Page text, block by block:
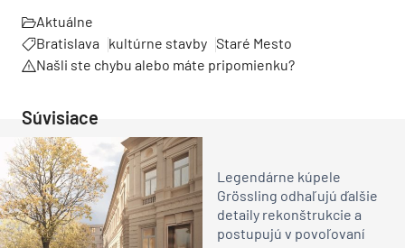
Aktuálne
Bratislava
kultúrne stavby Staré Mesto
Našli ste chybu alebo máte pripomienku?
Súvisiace
Legendárne kúpele
Grössling odhaľujú ďalšie
detaily rekonštrukcie a
postupujú v povoľovaní